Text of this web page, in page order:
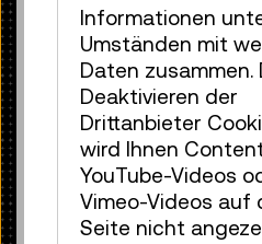
Verschiedene Typen von
unterschiedlichen
Druckfedern (1) und
Konzept und
wurde der Reifen
Pinsel und
Informationen
Umständen mit
Daten zusammen.
Deaktivieren der
Drittanbieter
wird Ihnen
YouTube-Videos
Vimeo-Videos auf
Seite nicht